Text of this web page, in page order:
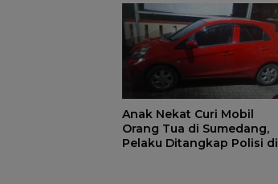
Anak Nekat Curi Mobil
Orang Tua di Sumedang,
Pelaku Ditangkap Polisi di